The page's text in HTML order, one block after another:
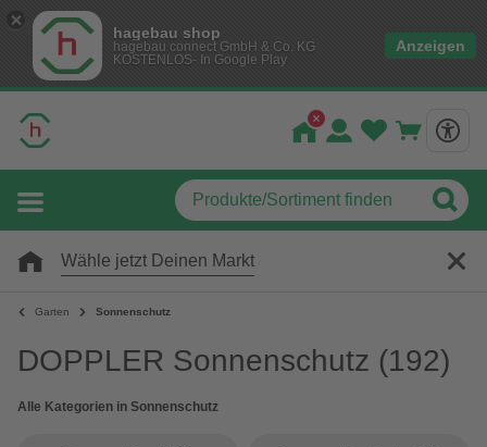
hagebau shop
hagebau connect GmbH & Co. KG
KOSTENLOS- In Google Play
Anzeigen
Wähle jetzt Deinen Markt
Garten Sonnenschutz
DOPPLER Sonnenschutz (192)
Alle Kategorien in Sonnenschutz